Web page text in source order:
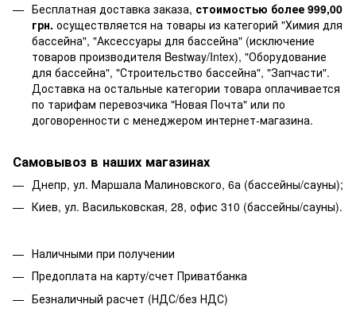
Бесплатная доставка заказа, стоимостью более 999,00
грн. осуществляется на товары из категорий "Химия для
бассейна", "Аксессуары для бассейна" (исключение
товаров производителя Bestway/Intex), "Оборудование
для бассейна", "Строительство бассейна", "Запчасти".
Доставка на остальные категории товара оплачивается
по тарифам перевозчика "Новая Почта" или по
договоренности с менеджером интернет-магазина.
Самовывоз в наших магазинах
Днепр, ул. Маршала Малиновского, 6а (бассейны/сауны);
Киев, ул. Васильковская, 28, офис 310 (бассейны/сауны).
Наличными при получении
Предоплата на карту/счет Приватбанка
Безналичный расчет (НДС/без НДС)